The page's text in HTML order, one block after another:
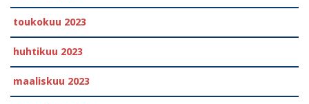
toukokuu 2023
huhtikuu 2023
maaliskuu 2023